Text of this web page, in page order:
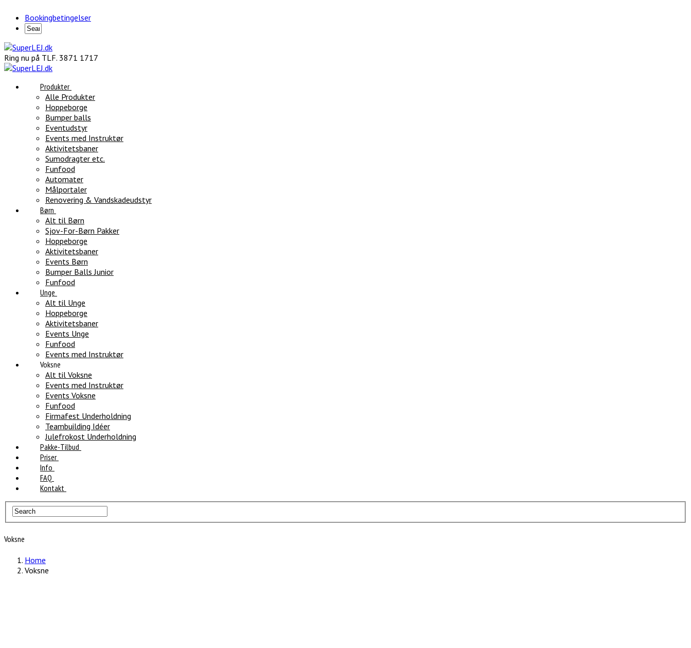
Bookingbetingelser
Ring nu på TLF. 3871 1717
Produkter
Alle Produkter
Hoppeborge
Bumper balls
Eventudstyr
Events med Instruktør
Aktivitetsbaner
Sumodragter etc.
Funfood
Automater
Målportaler
Renovering & Vandskadeudstyr
Børn
Alt til Børn
Sjov-For-Børn Pakker
Hoppeborge
Aktivitetsbaner
Events Børn
Bumper Balls Junior
Funfood
Unge
Alt til Unge
Hoppeborge
Aktivitetsbaner
Events Unge
Funfood
Events med Instruktør
Voksne
Alt til Voksne
Events med Instruktør
Events Voksne
Funfood
Firmafest Underholdning
Teambuilding Idéer
Julefrokost Underholdning
Pakke-Tilbud
Priser
Info
FAQ
Kontakt
Voksne
Home
Voksne